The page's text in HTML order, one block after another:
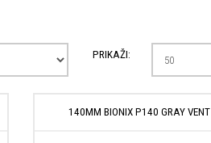
PRIKAŽI:
140MM BIONIX P140 GRAY VENT